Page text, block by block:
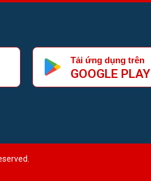
Tải ứng dụng trên
GOOGLE PLAY